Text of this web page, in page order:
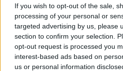
If you wish to opt-out of the sale,
processing of your personal or
targeted advertising by us, please
section to confirm your selection.
opt-out request is processed you
interest-based ads based on
us or personal information
ΣΧΌΛΙΑ